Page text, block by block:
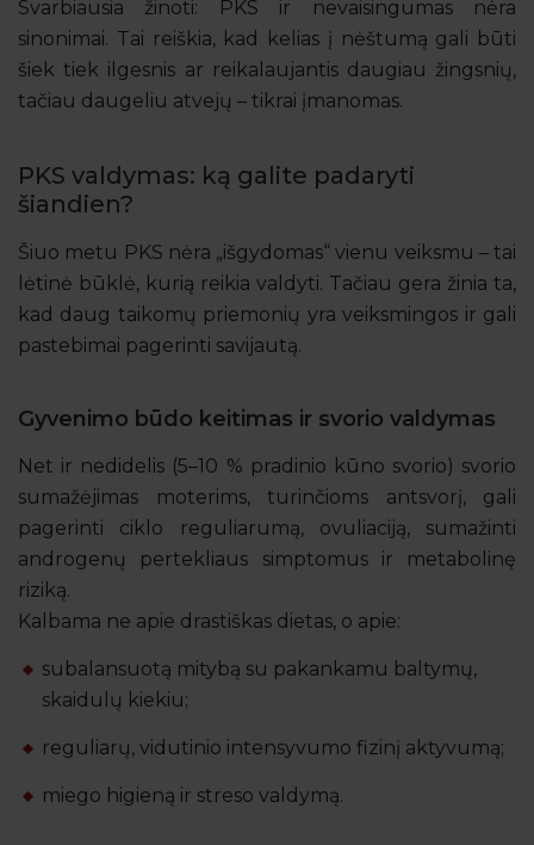
Svarbiausia žinoti: PKS ir nevaisingumas nėra
sinonimai. Tai reiškia, kad kelias į nėštumą gali būti
šiek tiek ilgesnis ar reikalaujantis daugiau žingsnių,
tačiau daugeliu atvejų – tikrai įmanomas.
PKS valdymas: ką galite padaryti
šiandien?
Šiuo metu PKS nėra „išgydomas“ vienu veiksmu – tai
lėtinė būklė, kurią reikia valdyti. Tačiau gera žinia ta,
kad daug taikomų priemonių yra veiksmingos ir gali
pastebimai pagerinti savijautą.
Gyvenimo būdo keitimas ir svorio valdymas
Net ir nedidelis (5–10 % pradinio kūno svorio) svorio
sumažėjimas moterims, turinčioms antsvorį, gali
pagerinti ciklo reguliarumą, ovuliaciją, sumažinti
androgenų pertekliaus simptomus ir metabolinę
riziką.
Kalbama ne apie drastiškas dietas, o apie:
subalansuotą mitybą su pakankamu baltymų,
skaidulų kiekiu;
reguliarų, vidutinio intensyvumo fizinį aktyvumą;
miego higieną ir streso valdymą.